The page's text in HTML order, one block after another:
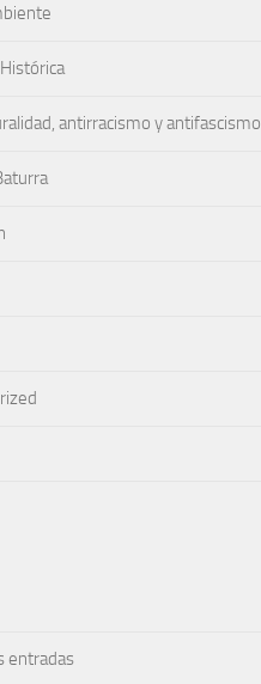
antirracismo y antifascismo
entradas